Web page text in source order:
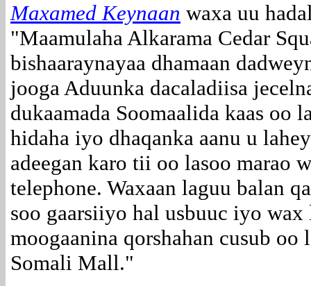
Maxamed Keynaan waxa uu
"Maamulaha Alkarama Cedar
bishaaraynayaa dhamaan
jooga Aduunka dacaladiisa
dukaamada Soomaalida kaas oo
hidaha iyo dhaqanka aanu u
adeegan karo tii oo lasoo marao
telephone. Waxaan laguu balan
soo gaarsiiyo hal usbuuc iyo wax
moogaanina qorshahan cusub
Somali Mall."